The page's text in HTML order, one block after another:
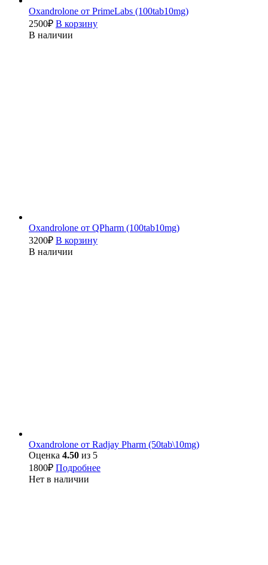
Oxandrolone от PrimeLabs (100tab10mg)
2500₽ В корзину
В наличии
Oxandrolone от QPharm (100tab10mg)
3200₽ В корзину
В наличии
Oxandrolone от Radjay Pharm (50tab\10mg)
Оценка 4.50 из 5
1800₽ Подробнее
Нет в наличии